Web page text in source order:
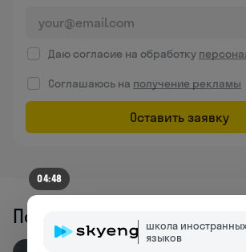
Даю согласие на обработку
Соглашаюсь на получение рекламы
Оставить заявку
Похожие статьи
04:48
школа
языков